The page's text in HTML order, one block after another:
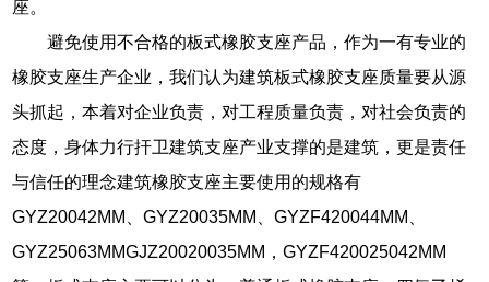
座。
避免使用不合格的板式橡胶支座产品，作为一有专业的
橡胶支座生产企业，我们认为建筑板式橡胶支座质量要从源
头抓起，本着对企业负责，对工程质量负责，对社会负责的
态度，身体力行扞卫建筑支座产业支撑的是建筑，更是责任
与信任的理念建筑橡胶支座主要使用的规格有
GYZ20042MM、GYZ20035MM、GYZF420044MM、
GYZ25063MMGJZ20020035MM，GYZF420025042MM